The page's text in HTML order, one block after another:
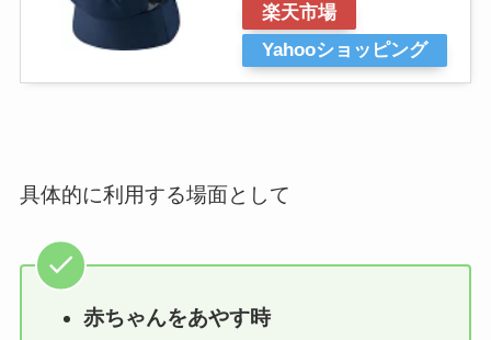
楽天市場
Yahooショッピング
具体的に利用する場面として
赤ちゃんをあやす時